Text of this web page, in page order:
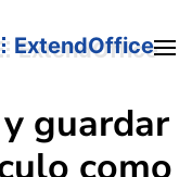
ExtendOffice
guardar